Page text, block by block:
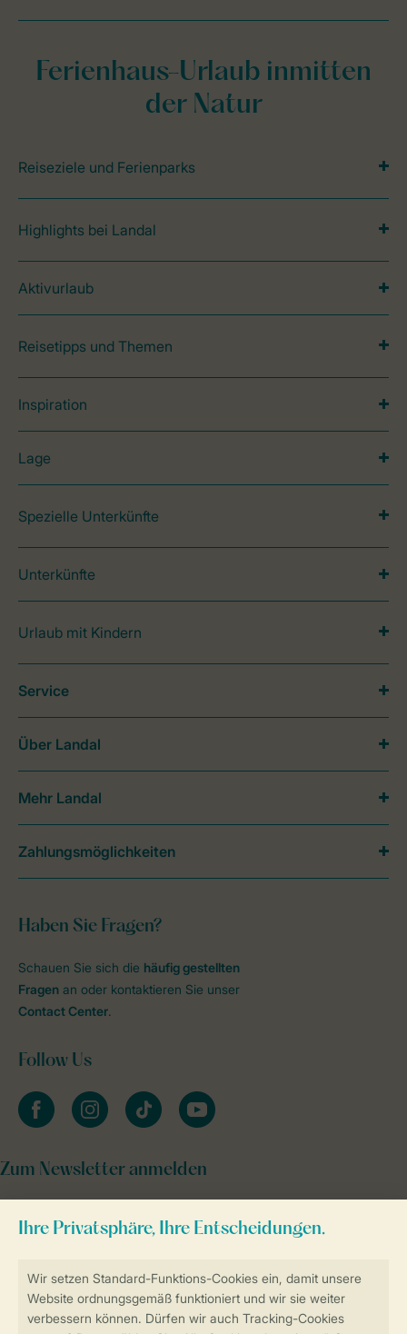
Sicher und schnell zur Online-Buchung
Ferienhaus-Urlaub inmitten
der Natur
Reiseziele und Ferienparks
Highlights bei Landal
Aktivurlaub
Reisetipps und Themen
Inspiration
Lage
Spezielle Unterkünfte
Unterkünfte
Urlaub mit Kindern
Haben Sie Fragen?
Schauen Sie sich die häufig gestellten
Fragen an oder kontaktieren Sie unser
Contact Center.
Follow Us
facebookinstagramtiktok youtube
Zum Newsletter anmelden
Service
Über Landal
Mehr Landal
Zahlungsmöglichkeiten